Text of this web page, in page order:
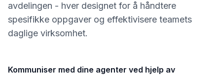
avdelingen - hver designet for å håndtere
spesifikke oppgaver og effektivisere teamets
daglige virksomhet.
Kommuniser med dine agenter ved hjelp av